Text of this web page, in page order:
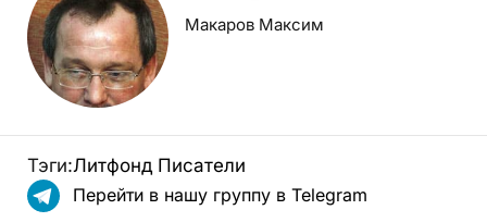
Макаров Максим
Тэги:Литфонд Писатели
Перейти в нашу группу в Telegram